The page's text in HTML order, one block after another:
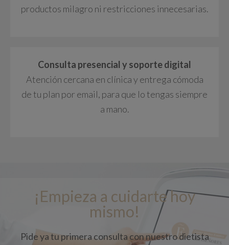
productos milagro ni restricciones innecesarias.
Consulta presencial y soporte digital
Atención cercana en clínica y entrega cómoda
de tu plan por email, para que lo tengas siempre
a mano.
¡Empieza a cuidarte hoy
mismo!
Pide ya tu primera consulta con nuestro dietista